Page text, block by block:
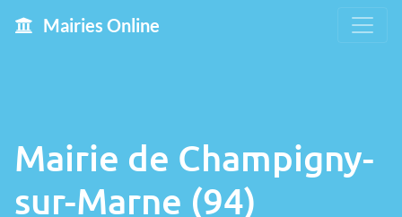
Mairies Online
Mairie de Champigny-
sur-Marne (94)